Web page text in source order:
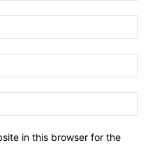
in this browser for the